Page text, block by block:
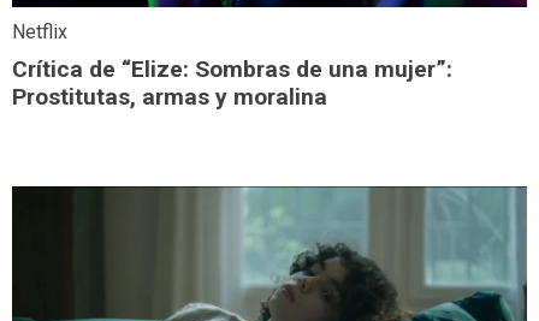
Netflix
Crítica de “Elize: Sombras de una mujer”:
Prostitutas, armas y moralina